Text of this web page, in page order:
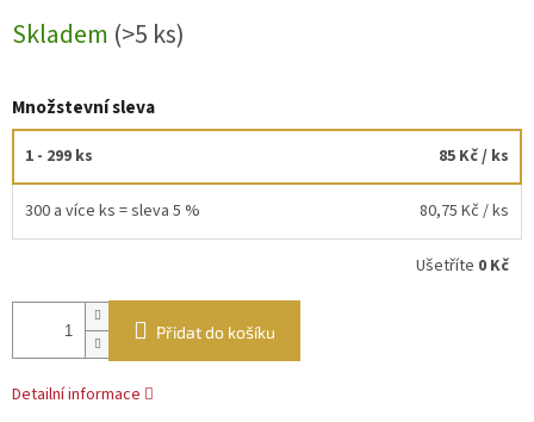
cena:
Skladem (>5 ks)
Množstevní sleva
1 - 299 ks 85 Kč/ ks
300 a více ks = sleva 5 % 80,75 Kč / ks
Ušetříte 0 Kč
Přidat do košíku
Detailní informace